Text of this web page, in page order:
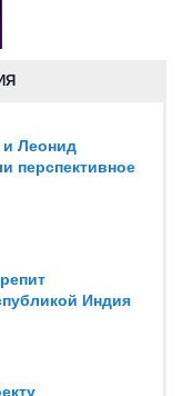
Леонид
перспективное
Индия